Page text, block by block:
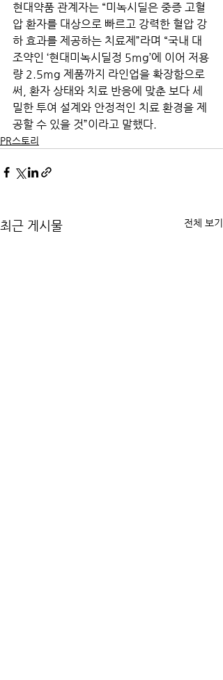
현대약품 관계자는 “미녹시딜은 중증 고혈
압 환자를 대상으로 빠르고 강력한 혈압 강
하 효과를 제공하는 치료제”라며 “국내 대
조약인 ‘현대미녹시딜정 5mg’에 이어 저용
량 2.5mg 제품까지 라인업을 확장함으로
써, 환자 상태와 치료 반응에 맞춘 보다 세
밀한 투여 설계와 안정적인 치료 환경을 제
공할 수 있을 것”이라고 말했다.
PR스토리
최근 게시물 전체 보기